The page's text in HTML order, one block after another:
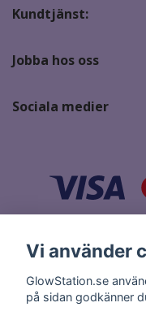
Kundtjänst:
Jobba hos oss
Sociala medier
Vi använder
GlowStation.se
på sidan godkänner